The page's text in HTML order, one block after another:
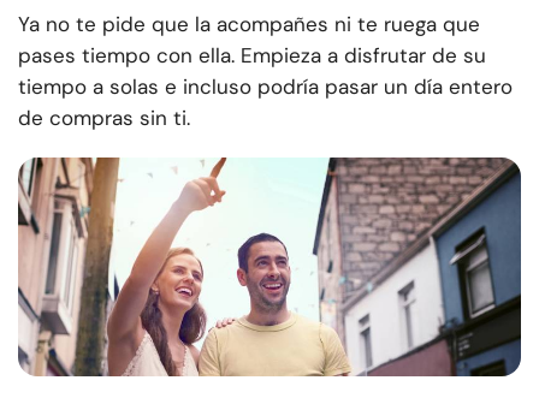
Ya no te pide que la acompañes ni te ruega que
pases tiempo con ella. Empieza a disfrutar de su
tiempo a solas e incluso podría pasar un día entero
de compras sin ti.